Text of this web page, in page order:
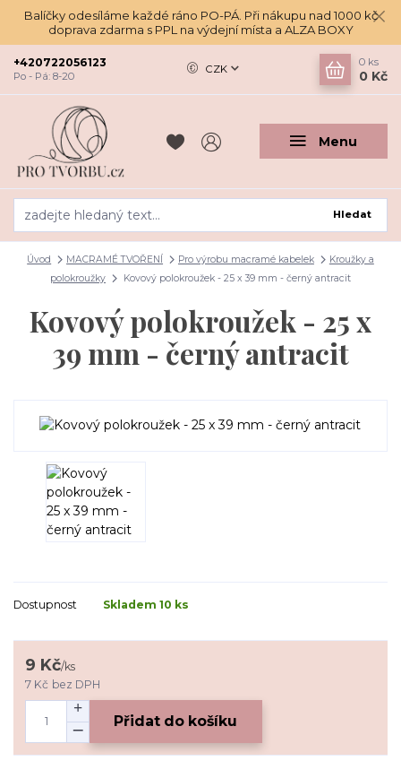
Balíčky odesíláme každé ráno PO-PÁ. Při nákupu nad 1000 kč
doprava zdarma s PPL na výdejní místa a ALZA BOXY
Menu
CZK
Hledat
+420722056123
Po - Pá: 8-20
0 ks
0 Kč
Úvod MACRAMÉ TVOŘENÍ Pro výrobu macramé kabelek
Kroužky a
polokroužky
Kovový polokroužek - 25 x 39 mm - černý antracit
Kovový polokroužek - 25 x
39 mm - černý antracit
Dostupnost Skladem 10 ks
9 Kč/ks
7 Kč bez DPH
Přidat do košíku